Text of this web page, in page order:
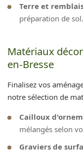
Terre et
préparation de sol.
Matériaux
en-Bresse
Finalisez vos
notre sélection de
Cailloux
mélangés selon
Graviers de